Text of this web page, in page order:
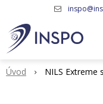
Úvod NILS Extreme